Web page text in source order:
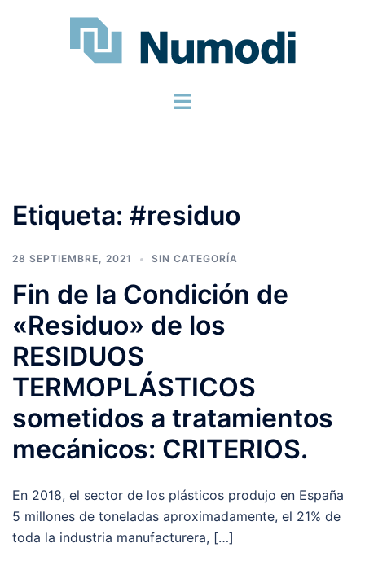
Etiqueta: #residuo
28 SEPTIEMBRE, 2021 SIN CATEGORÍA
Fin de la Condición de
«Residuo» de los
RESIDUOS
TERMOPLÁSTICOS
sometidos a tratamientos
mecánicos: CRITERIOS.
En 2018, el sector de los plásticos produjo en España
5 millones de toneladas aproximadamente, el 21% de
toda la industria manufacturera, […]